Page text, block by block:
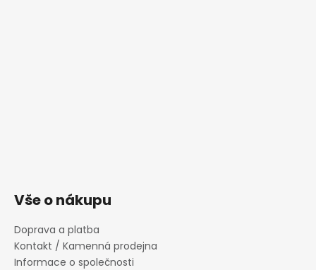
Vše o nákupu
Doprava a platba
Kontakt / Kamenná prodejna
Informace o společnosti